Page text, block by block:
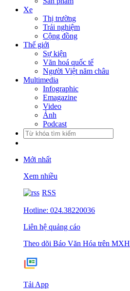
Xe
Thị trường
Trải nghiệm
Cộng đồng
Thế giới
Sự kiện
Văn hoá quốc tế
Người Việt năm châu
Multimedia
Infographic
Emagazine
Video
Ảnh
Podcast
Mới nhất
Xem nhiều
RSS
Hotline: 024.38220036
Liên hệ quảng cáo
Theo dõi Báo Văn Hóa trên MXH
Tải App